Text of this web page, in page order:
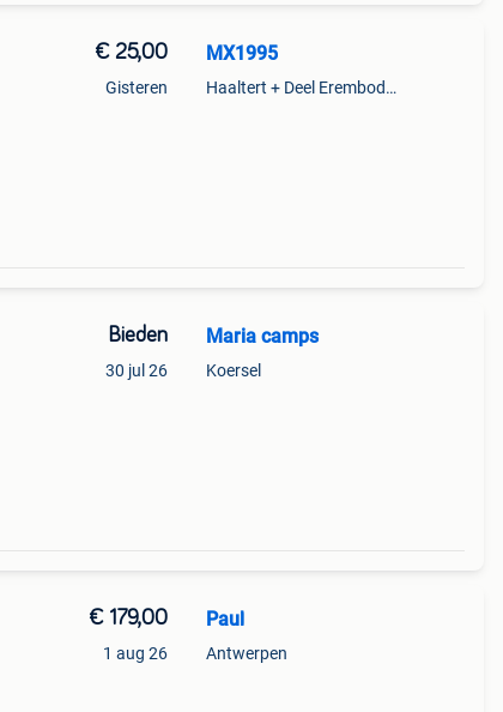
€ 25,00
Gisteren
MX1995
Haaltert + Deel Erembodegem
Bieden
30 jul 26
Maria camps
Koersel
€ 179,00
1 aug 26
Paul
Antwerpen